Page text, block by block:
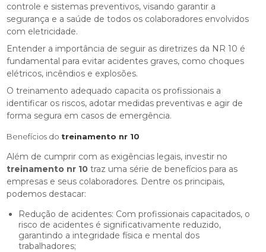
controle e sistemas preventivos, visando garantir a
segurança e a saúde de todos os colaboradores envolvidos
com eletricidade.
Entender a importância de seguir as diretrizes da NR 10 é
fundamental para evitar acidentes graves, como choques
elétricos, incêndios e explosões.
O treinamento adequado capacita os profissionais a
identificar os riscos, adotar medidas preventivas e agir de
forma segura em casos de emergência.
Benefícios do treinamento nr 10
Além de cumprir com as exigências legais, investir no
treinamento nr 10 traz uma série de benefícios para as
empresas e seus colaboradores. Dentre os principais,
podemos destacar:
Redução de acidentes: Com profissionais capacitados, o
risco de acidentes é significativamente reduzido,
garantindo a integridade física e mental dos
trabalhadores;